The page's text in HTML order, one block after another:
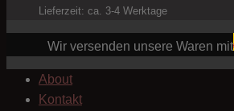
Lieferzeit: ca. 3-4 Werktage
Wir versenden unsere Waren mit
About
Kontakt